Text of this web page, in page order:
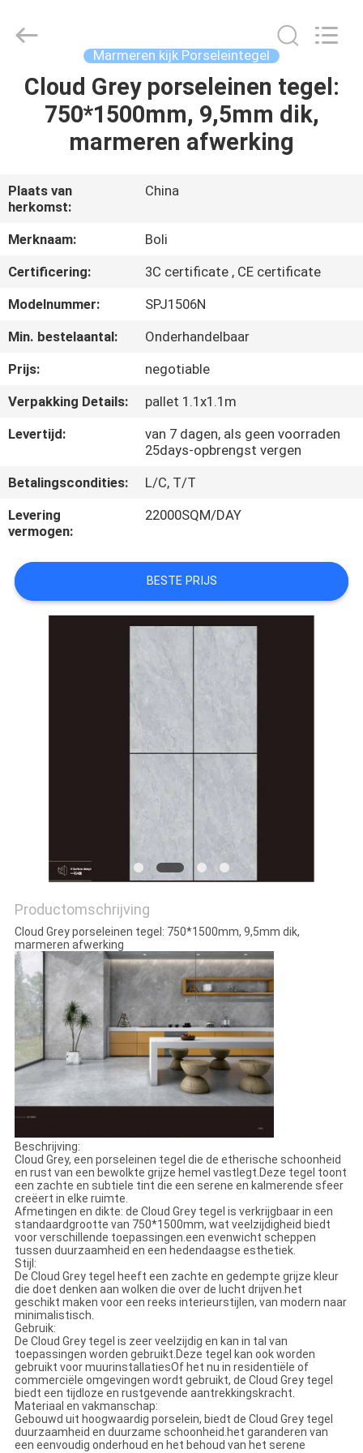
HUIS
PRODUCTEN
VIDEO'S
OVER
ONS
KWALITEITSCONTROLE
NEEM
MET
ONS
OP
VRAAG
EEN
PRIVACYBELEID
CERAMICS
CO.,LTD..
Marmeren kijk Porseleintegel
Cloud Grey porseleinen tegel:
750*1500mm, 9,5mm dik,
marmeren afwerking
Plaats van
herkomst:
China
Merknaam:
Boli
Certificering:
3C certificate , CE certificate
Modelnummer:
SPJ1506N
Min. bestelaantal:
Onderhandelbaar
Prijs:
negotiable
Verpakking Details:
pallet 1.1x1.1m
Levertijd:
van 7 dagen, als geen voorraden
25days-opbrengst vergen
Betalingscondities:
L/C, T/T
Levering
vermogen:
22000SQM/DAY
BESTE PRIJS
Productomschrijving
Cloud Grey porseleinen tegel: 750*1500mm, 9,5mm dik,
marmeren afwerking
Beschrijving:
Cloud Grey, een porseleinen tegel die de etherische schoonheid
en rust van een bewolkte grijze hemel vastlegt.Deze tegel toont
een zachte en subtiele tint die een serene en kalmerende sfeer
creëert in elke ruimte.
Afmetingen en dikte: de Cloud Grey tegel is verkrijgbaar in een
standaardgrootte van 750*1500mm, wat veelzijdigheid biedt
voor verschillende toepassingen.een evenwicht scheppen
tussen duurzaamheid en een hedendaagse esthetiek.
Stijl:
De Cloud Grey tegel heeft een zachte en gedempte grijze kleur
die doet denken aan wolken die over de lucht drijven.het
geschikt maken voor een reeks interieurstijlen, van modern naar
minimalistisch.
Gebruik:
De Cloud Grey tegel is zeer veelzijdig en kan in tal van
toepassingen worden gebruikt.Deze tegel kan ook worden
gebruikt voor muurinstallatiesOf het nu in residentiële of
commerciële omgevingen wordt gebruikt, de Cloud Grey tegel
biedt een tijdloze en rustgevende aantrekkingskracht.
Materiaal en vakmanschap:
Gebouwd uit hoogwaardig porselein, biedt de Cloud Grey tegel
duurzaamheid en duurzame schoonheid.het garanderen van
een eenvoudig onderhoud en het behoud van het serene